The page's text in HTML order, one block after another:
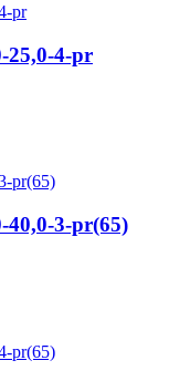
25,0-4-pr
40,0-3-pr(65)